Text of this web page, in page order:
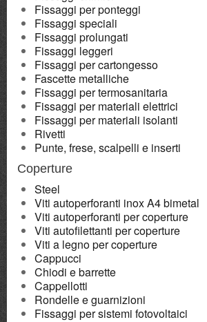
Fissaggi per ponteggi
Fissaggi speciali
Fissaggi prolungati
Fissaggi leggeri
Fissaggi per cartongesso
Fascette metalliche
Fissaggi per termosanitaria
Fissaggi per materiali elettrici
Fissaggi per materiali isolanti
Rivetti
Punte, frese, scalpelli e inserti
Coperture
Steel
Viti autoperforanti inox A4 bimetal
Viti autoperforanti per coperture
Viti autofilettanti per coperture
Viti a legno per coperture
Cappucci
Chiodi e barrette
Cappellotti
Rondelle e guarnizioni
Fissaggi per sistemi fotovoltaici